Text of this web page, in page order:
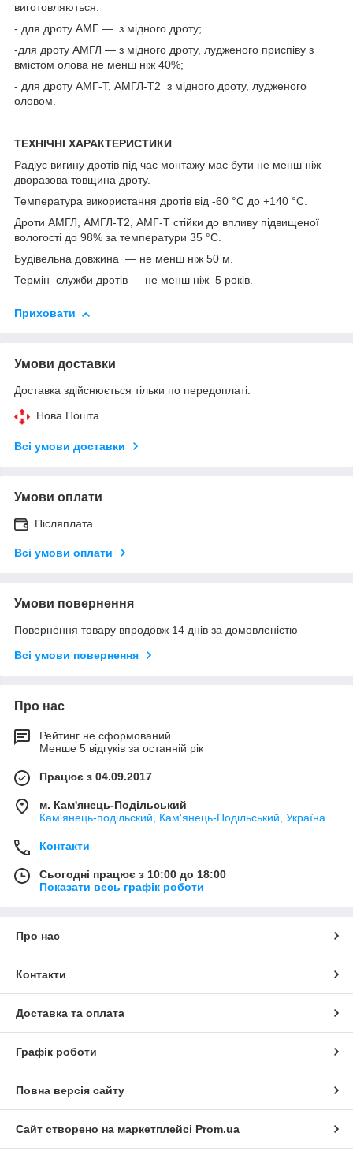
виготовляються:
- для дроту АМГ — з мідного дроту;
-для дроту АМГЛ — з мідного дроту, лудженого приспіву з
вмістом олова не менш ніж 40%;
- для дроту АМГ-Т, АМГЛ-Т2 з мідного дроту, лудженого
оловом.
ТЕХНІЧНІ ХАРАКТЕРИСТИКИ
Радіус вигину дротів під час монтажу має бути не менш ніж
дворазова товщина дроту.
Температура використання дротів від -60 °C до +140 °C.
Дроти АМГЛ, АМГЛ-Т2, АМГ-Т стійки до впливу підвищеної
вологості до 98% за температури 35 °C.
Будівельна довжина — не менш ніж 50 м.
Термін служби дротів — не менш ніж 5 років.
Приховати
Умови доставки
Доставка здійснюється тільки по передоплаті.
Нова Пошта
Всі умови доставки
Умови оплати
Післяплата
Всі умови оплати
Умови повернення
Повернення товару впродовж 14 днів за домовленістю
Всі умови повернення
Про нас
Рейтинг не сформований
Менше 5 відгуків за останній рік
Працює з 04.09.2017
м. Кам'янець-Подільський
Кам'янець-подільский, Кам'янець-Подільський, Україна
Контакти
Сьогодні працює з 10:00 до 18:00
Показати весь графік роботи
Про нас
Контакти
Доставка та оплата
Графік роботи
Повна версія сайту
Сайт створено на маркетплейсі Prom.ua